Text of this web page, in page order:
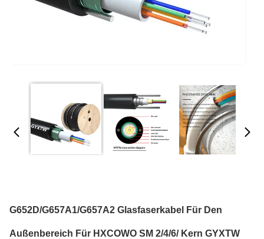
G652D/G657A1/G657A2 Glasfaserkabel Für Den
Außenbereich Für HXCOWO SM 2/4/6/ Kern GYXTW